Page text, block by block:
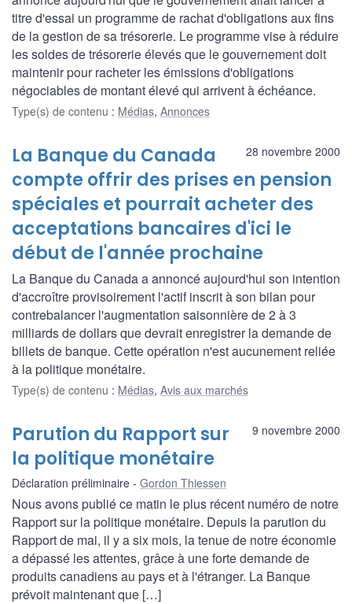
titre d'essai un programme de rachat d'obligations aux fins
de la gestion de sa trésorerie. Le programme vise à réduire
les soldes de trésorerie élevés que le gouvernement doit
maintenir pour racheter les émissions d'obligations
négociables de montant élevé qui arrivent à échéance.
Type(s) de contenu : Médias, Annonces
28 novembre 2000
La Banque du Canada
compte offrir des prises en pension
spéciales et pourrait acheter des
acceptations bancaires d'ici le
début de l'année prochaine
La Banque du Canada a annoncé aujourd'hui son intention
d'accroître provisoirement l'actif inscrit à son bilan pour
contrebalancer l'augmentation saisonnière de 2 à 3
milliards de dollars que devrait enregistrer la demande de
billets de banque. Cette opération n'est aucunement reliée
à la politique monétaire.
Type(s) de contenu : Médias, Avis aux marchés
9 novembre 2000
Parution du Rapport sur
la politique monétaire
Déclaration préliminaire Gordon Thiessen
Nous avons publié ce matin le plus récent numéro de notre
Rapport sur la politique monétaire. Depuis la parution du
Rapport de mai, il y a six mois, la tenue de notre économie
a dépassé les attentes, grâce à une forte demande de
produits canadiens au pays et à l'étranger. La Banque
prévoit maintenant que […]